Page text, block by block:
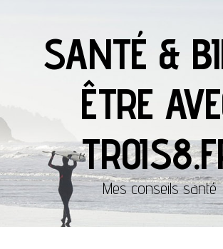
SANTÉ &
ÊTRE
Mes conseils santé